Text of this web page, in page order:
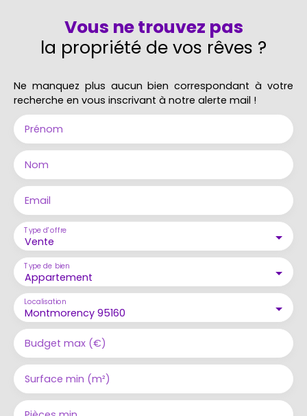
Vous ne trouvez pas
la propriété de vos rêves ?
Ne manquez plus aucun bien correspondant à votre
recherche en vous inscrivant à notre alerte mail !
Prénom
Nom
Email
Vente
Type d'offre
Appartement
Type de bien
Montmorency 95160
Localisation
Budget max (€)
Surface min (m²)